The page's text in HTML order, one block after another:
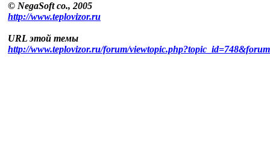
© NegaSoft co., 2005
http://www.teplovizor.ru
URL этой темы
http://www.teplovizor.ru/forum/